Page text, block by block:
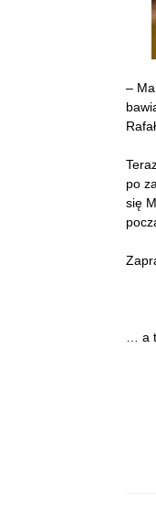
–
po
się
… a